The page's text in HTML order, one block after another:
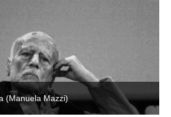
(Manuela Mazzi)